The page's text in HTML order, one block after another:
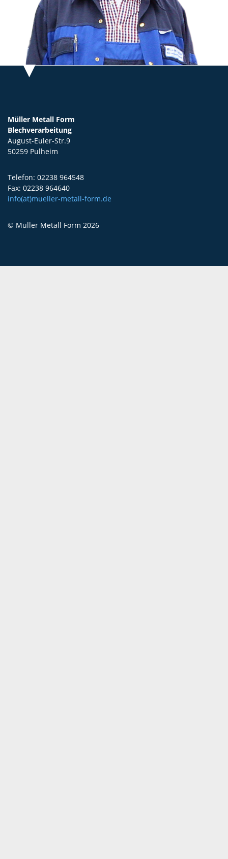
Müller Metall Form
Blechverarbeitung
August-Euler-Str.9
50259 Pulheim
Telefon: 02238 964548
Fax: 02238 964640
info(at)mueller-metall-form.de
© Müller Metall Form 2026